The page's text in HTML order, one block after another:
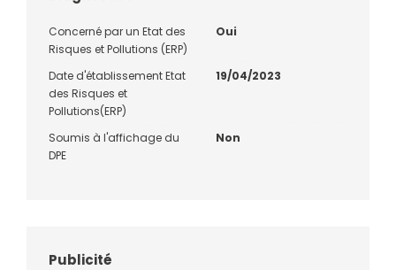
Concerné par un Etat des
Risques et Pollutions (ERP)
Oui
Date d'établissement Etat
des Risques et
Pollutions(ERP)
19/04/2023
Soumis à l'affichage du
DPE
Non
Publicité